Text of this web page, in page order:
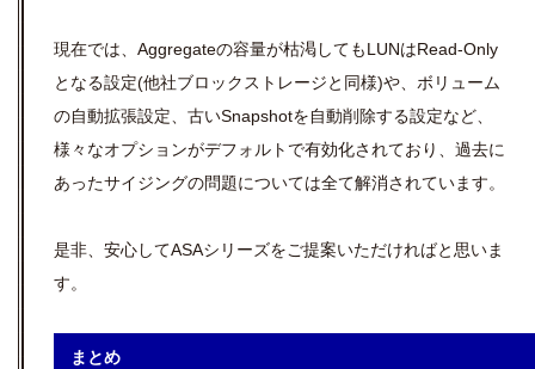
現在では、Aggregateの容量が枯渇してもLUNはRead-Only
となる設定(他社ブロックストレージと同様)や、ボリューム
の自動拡張設定、古いSnapshotを自動削除する設定など、
様々なオプションがデフォルトで有効化されており、過去に
あったサイジングの問題については全て解消されています。
是非、安心してASAシリーズをご提案いただければと思いま
す。
まとめ